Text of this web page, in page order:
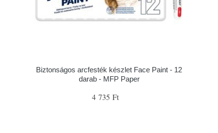
Biztonságos arcfesték készlet Face Paint - 12
darab - MFP Paper
4 735 Ft